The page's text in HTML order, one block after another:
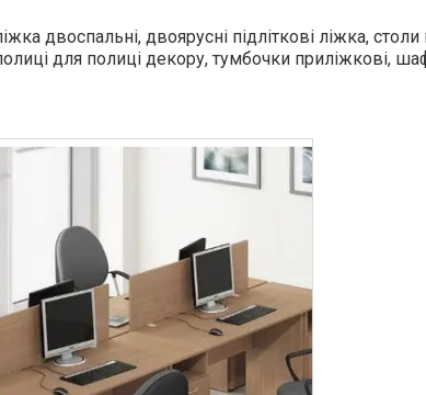
двоспальні, двоярусні підліткові ліжка,
для полиці декору, тумбочки приліжкові,